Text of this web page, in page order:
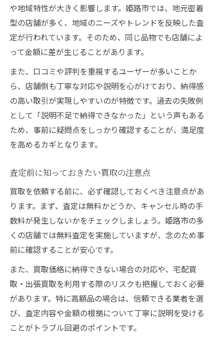
や地域特性が大きく影響します。姫路市では、地元密着
型の店舗が多く、地域のニーズやトレンドを反映した査
定が行われています。そのため、同じ品物でも店舗によ
って金額に差が生じることがあります。
また、口コミや評判を重視するユーザーが多いことか
ら、店舗側も丁寧な対応や説明を心がけており、納得感
の高い取引が実現しやすいのが特徴です。過去の失敗例
として「説明不足で納得できなかった」という声もある
ため、事前に疑問点をしっかり確認することが、満足度
を高めるカギとなります。
査定前に知っておきたい買取の注意点
買取を依頼する前に、必ず確認しておくべき注意点があ
ります。まず、査定は無料かどうか、キャンセル時の手
数料が発生しないかをチェックしましょう。姫路市の多
くの店舗では無料査定を実施していますが、念のため事
前に確認することが安心です。
また、買取価格に納得できない場合の対応や、宅配買
取・出張買取を利用する際のリスクも把握しておく必要
があります。特に高額品の場合は、信頼できる業者を選
び、査定内容や金額の根拠について丁寧に説明を受ける
ことがトラブル回避のポイントです。